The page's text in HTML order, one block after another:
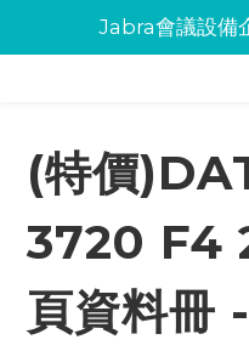
Jabra會議設備
Jabra會議設備
環保碳
(特價
3720 F4
頁資料冊